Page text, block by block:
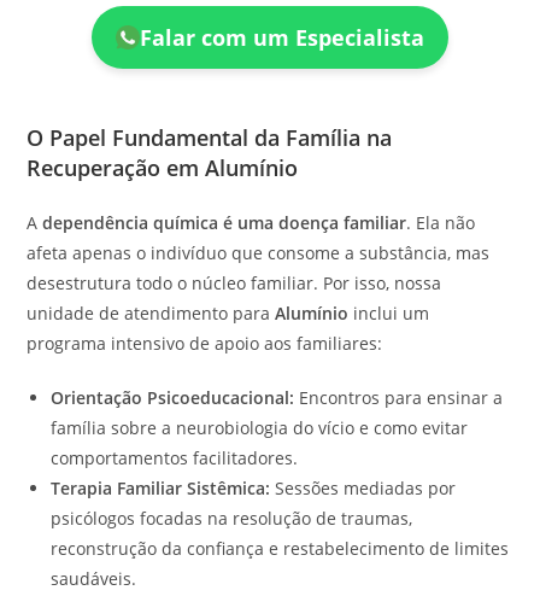
Falar com um Especialista
O Papel Fundamental da Família na
Recuperação em Alumínio
Adependência química é uma doença familiar. Ela não
afeta apenas o indivíduo que consome a substância, mas
desestrutura todo o núcleo familiar. Por isso, nossa
unidade de atendimento paraAlumínio inclui um
programa intensivo de apoio aos familiares:
Orientação Psicoeducacional: Encontros para ensinar a
família sobre a neurobiologia do vício e como evitar
comportamentos facilitadores.
Terapia Familiar Sistêmica: Sessões mediadas por
psicólogos focadas na resolução de traumas,
reconstrução da confiança e restabelecimento de limites
saudáveis.